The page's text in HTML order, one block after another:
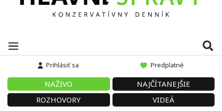
Prihlásiť sa Predplatné
NAŽIVO
NAJČÍTANEJŠIE
ROZHOVORY
VIDEÁ